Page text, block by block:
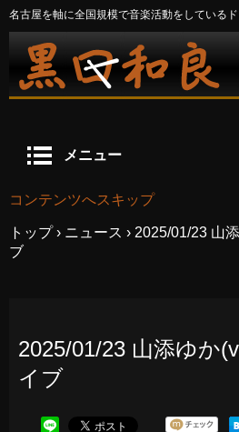
名古屋を軸に全国規模で音楽活動をしている
メニュー
コンテンツへスキップ
トップ › ニュース › 2025/01/23 山
ブ
2025/01/23 山添ゆか
イブ